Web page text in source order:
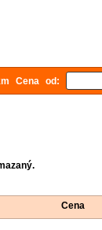
Cena od:
Cena